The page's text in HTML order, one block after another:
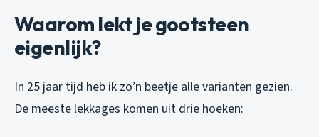
Waarom lekt je gootsteen
eigenlijk?
In 25 jaar tijd heb ik zo’n beetje alle varianten gezien.
De meeste lekkages komen uit drie hoeken: